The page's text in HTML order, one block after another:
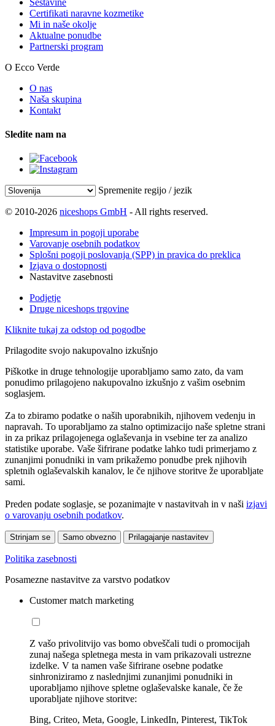
Certifikati naravne kozmetike
Mi in naše okolje
Aktualne ponudbe
Partnerski program
O Ecco Verde
O nas
Naša skupina
Kontakt
Sledite nam na
Spremenite regijo / jezik
© 2010-2026 niceshops GmbH - All rights reserved.
Impresum in pogoji uporabe
Varovanje osebnih podatkov
Splošni pogoji poslovanja (SPP) in pravica do preklica
Izjava o dostopnosti
Nastavitve zasebnosti
Podjetje
Druge niceshops trgovine
Kliknite tukaj za odstop od pogodbe
Prilagodite svojo nakupovalno izkušnjo
Piškotke in druge tehnologije uporabljamo samo zato, da vam
ponudimo prilagojeno nakupovalno izkušnjo z vašim osebnim
soglasjem.
Za to zbiramo podatke o naših uporabnikih, njihovem vedenju in
napravah. To uporabljamo za stalno optimizacijo naše spletne strani
in za prikaz prilagojenega oglaševanja in vsebine ter za analizo
statistike uporabe. Vaše šifrirane podatke lahko tudi primerjamo z
zunanjimi ponudniki in vam prikažemo ponudbe prek njihovih
spletnih oglaševalskih kanalov, le če njihove storitve že uporabljate
sami.
Preden podate soglasje, se pozanimajte v nastavitvah in v naši izjavi
o varovanju osebnih podatkov.
Strinjam se Samo obvezno Prilagajanje nastavitev
Politika zasebnosti
Posamezne nastavitve za varstvo podatkov
Customer match marketing
Z vašo privolitvijo vas bomo obveščali tudi o promocijah
zunaj našega spletnega mesta in vam prikazovali ustrezne
izdelke. V ta namen vaše šifrirane osebne podatke
sinhroniziramo z naslednjimi zunanjimi ponudniki in
uporabljamo njihove spletne oglaševalske kanale, če že
uporabljate njihove storitve:
Bing, Criteo, Meta, Google, LinkedIn, Pinterest, TikTok